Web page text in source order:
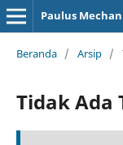
Paulus
Beranda / Arsip /
Tidak Ada